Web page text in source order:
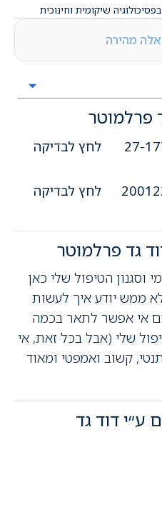
שיקומית וחינוכית
מהירה
פרלמוטר
27- לחץ לבדיקה
לחץ לבדיקה
גד פרלמוטר
וסגנון הטיפול שלי כאן
ממש יודע איך לעשות
אי אפשר לתאר בכמה
שלי (אבל בכל זאת, אי
קשוב ואמפטי ומאוד
ע״י דוד גד